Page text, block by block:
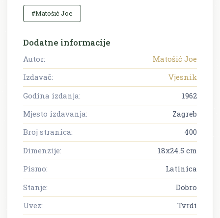
#Matošić Joe
Dodatne informacije
Autor:
Matošić Joe
Izdavač:
Vjesnik
Godina izdanja:
1962
Mjesto izdavanja:
Zagreb
Broj stranica:
400
Dimenzije:
18x24.5 cm
Pismo:
Latinica
Stanje:
Dobro
Uvez:
Tvrdi